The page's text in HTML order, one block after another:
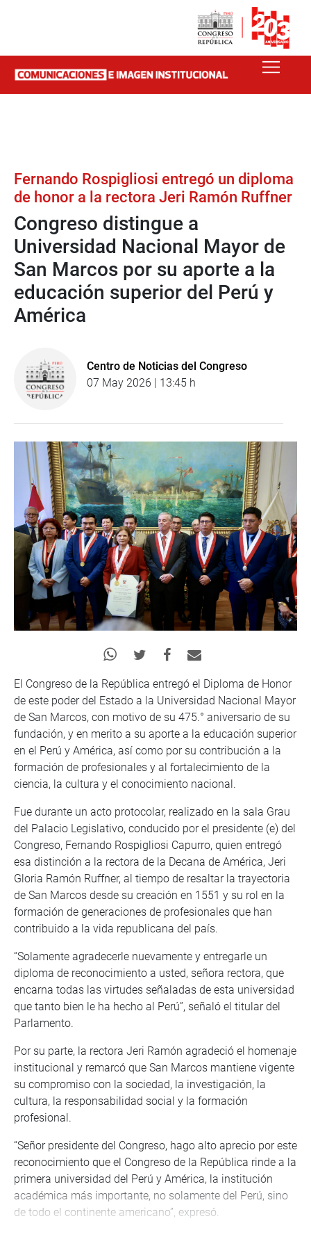
Fernando Rospigliosi entregó un diploma
de honor a la rectora Jeri Ramón Ruffner
Congreso distingue a
Universidad Nacional Mayor de
San Marcos por su aporte a la
educación superior del Perú y
América
Centro de Noticias del Congreso
07 May 2026 | 13:45 h
El Congreso de la República entregó el Diploma de Honor
de este poder del Estado a la Universidad Nacional Mayor
de San Marcos, con motivo de su 475.° aniversario de su
fundación, y en merito a su aporte a la educación superior
en el Perú y América, así como por su contribución a la
formación de profesionales y al fortalecimiento de la
ciencia, la cultura y el conocimiento nacional.
Fue durante un acto protocolar, realizado en la sala Grau
del Palacio Legislativo, conducido por el presidente (e) del
Congreso, Fernando Rospigliosi Capurro, quien entregó
esa distinción a la rectora de la Decana de América, Jeri
Gloria Ramón Ruffner, al tiempo de resaltar la trayectoria
de San Marcos desde su creación en 1551 y su rol en la
formación de generaciones de profesionales que han
contribuido a la vida republicana del país.
“Solamente agradecerle nuevamente y entregarle un
diploma de reconocimiento a usted, señora rectora, que
encarna todas las virtudes señaladas de esta universidad
que tanto bien le ha hecho al Perú”, señaló el titular del
Parlamento.
Por su parte, la rectora Jeri Ramón agradeció el homenaje
institucional y remarcó que San Marcos mantiene vigente
su compromiso con la sociedad, la investigación, la
cultura, la responsabilidad social y la formación
profesional.
“Señor presidente del Congreso, hago alto aprecio por este
reconocimiento que el Congreso de la República rinde a la
primera universidad del Perú y América, la institución
académica más importante, no solamente del Perú, sino
de todo el continente americano”, expresó.